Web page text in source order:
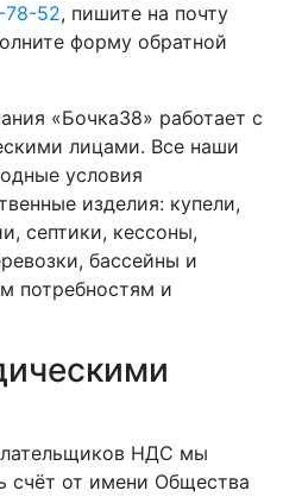
78-52, пишите на почту
форму обратной
«Бочка38» работает с
лицами. Все наши
условия
изделия: купели,
септики, кессоны,
бассейны и
потребностям и
НДС мы
счёт от имени Общества